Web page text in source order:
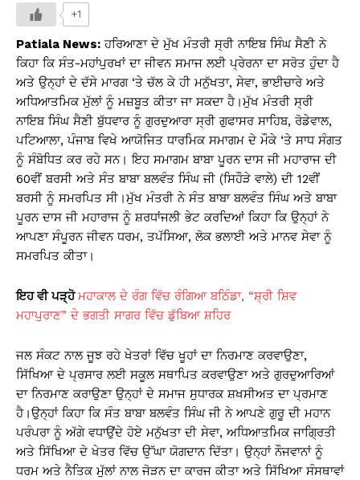
at
s
A
p
p
c
e
b
o
o
k
y
Li
n
k
e
+1
Patiala News: ਹਰਿਆਣਾ ਦੇ ਮੁੱਖ ਮੰਤਰੀ ਸ੍ਰੀ ਨਾਇਬ ਸਿੰਘ ਸੈਣੀ ਨੇ
ਕਿਹਾ ਕਿ ਸੰਤ-ਮਹਾਂਪੁਰਖਾਂ ਦਾ ਜੀਵਨ ਸਮਾਜ ਲਈ ਪ੍ਰੇਰਨਾ ਦਾ ਸਰੋਤ ਹੁੰਦਾ ਹੈ
ਅਤੇ ਉਨ੍ਹਾਂ ਦੇ ਦੱਸੇ ਮਾਰਗ ‘ਤੇ ਚੱਲ ਕੇ ਹੀ ਮਨੁੱਖਤਾ, ਸੇਵਾ, ਭਾਈਚਾਰੇ ਅਤੇ
ਅਧਿਆਤਮਿਕ ਮੁੱਲਾਂ ਨੂੰ ਮਜ਼ਬੂਤ ਕੀਤਾ ਜਾ ਸਕਦਾ ਹੈ।ਮੁੱਖ ਮੰਤਰੀ ਸ੍ਰੀ
ਨਾਇਬ ਸਿੰਘ ਸੈਣੀ ਬੁੱਧਵਾਰ ਨੂੰ ਗੁਰਦੁਆਰਾ ਸ੍ਰੀ ਗੁਫਾਸਰ ਸਾਹਿਬ, ਰੋਡੇਵਾਲ,
ਪਟਿਆਲਾ, ਪੰਜਾਬ ਵਿਖੇ ਆਯੋਜਿਤ ਧਾਰਮਿਕ ਸਮਾਗਮ ਦੇ ਮੌਕੇ ‘ਤੇ ਸਾਧ ਸੰਗਤ
ਨੂੰ ਸੰਬੋਧਿਤ ਕਰ ਰਹੇ ਸਨ। ਇਹ ਸਮਾਗਮ ਬਾਬਾ ਪੂਰਨ ਦਾਸ ਜੀ ਮਹਾਰਾਜ ਦੀ
60ਵੀਂ ਬਰਸੀ ਅਤੇ ਸੰਤ ਬਾਬਾ ਬਲਵੰਤ ਸਿੰਘ ਜੀ (ਸਿਹੌੜੇ ਵਾਲੇ) ਦੀ 12ਵੀਂ
ਬਰਸੀ ਨੂੰ ਸਮਰਪਿਤ ਸੀ।ਮੁੱਖ ਮੰਤਰੀ ਨੇ ਸੰਤ ਬਾਬਾ ਬਲਵੰਤ ਸਿੰਘ ਅਤੇ ਬਾਬਾ
ਪੂਰਨ ਦਾਸ ਜੀ ਮਹਾਰਾਜ ਨੂੰ ਸ਼ਰਧਾਂਜਲੀ ਭੇਟ ਕਰਦਿਆਂ ਕਿਹਾ ਕਿ ਉਨ੍ਹਾਂ ਨੇ
ਆਪਣਾ ਸੰਪੂਰਨ ਜੀਵਨ ਧਰਮ, ਤਪੱਸਿਆ, ਲੋਕ ਭਲਾਈ ਅਤੇ ਮਾਨਵ ਸੇਵਾ ਨੂੰ
ਸਮਰਪਿਤ ਕੀਤਾ।
ਇਹ ਵੀ ਪੜ੍ਹੋਮਹਾਕਾਲ ਦੇ ਰੰਗ ਵਿੱਚ ਰੰਗਿਆ ਬਠਿੰਡਾ, “ਸ਼੍ਰੀ ਸ਼ਿਵ
ਮਹਾਪੁਰਾਣ” ਦੇ ਭਗਤੀ ਸਾਗਰ ਵਿੱਚ ਡੁੱਬਿਆ ਸ਼ਹਿਰ
ਜਲ ਸੰਕਟ ਨਾਲ ਜੂਝ ਰਹੇ ਖੇਤਰਾਂ ਵਿੱਚ ਖੂਹਾਂ ਦਾ ਨਿਰਮਾਣ ਕਰਵਾਉਣਾ,
ਸਿੱਖਿਆ ਦੇ ਪ੍ਰਸਾਰ ਲਈ ਸਕੂਲ ਸਥਾਪਿਤ ਕਰਵਾਉਣਾ ਅਤੇ ਗੁਰਦੁਆਰਿਆਂ
ਦਾ ਨਿਰਮਾਣ ਕਰਾਉਣਾ ਉਨ੍ਹਾਂ ਦੇ ਸਮਾਜ ਸੁਧਾਰਕ ਸ਼ਖਸੀਅਤ ਦਾ ਪ੍ਰਮਾਣ
ਹੈ।ਉਨ੍ਹਾਂ ਕਿਹਾ ਕਿ ਸੰਤ ਬਾਬਾ ਬਲਵੰਤ ਸਿੰਘ ਜੀ ਨੇ ਆਪਣੇ ਗੁਰੂ ਦੀ ਮਹਾਨ
ਪਰੰਪਰਾ ਨੂੰ ਅੱਗੇ ਵਧਾਉਂਦੇ ਹੋਏ ਮਨੁੱਖਤਾ ਦੀ ਸੇਵਾ, ਅਧਿਆਤਮਿਕ ਜਾਗ੍ਰਿਤੀ
ਅਤੇ ਸਿੱਖਿਆ ਦੇ ਖੇਤਰ ਵਿੱਚ ਉੱਘਾ ਯੋਗਦਾਨ ਦਿੱਤਾ। ਉਨ੍ਹਾਂ ਨੌਜਵਾਨਾਂ ਨੂੰ
ਧਰਮ ਅਤੇ ਨੈਤਿਕ ਮੁੱਲਾਂ ਨਾਲ ਜੋੜਨ ਦਾ ਕਾਰਜ ਕੀਤਾ ਅਤੇ ਸਿੱਖਿਆ ਸੰਸਥਾਵਾਂ